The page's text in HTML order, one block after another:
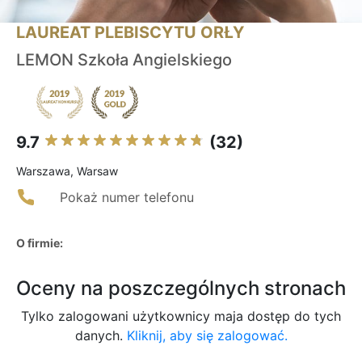
LAUREAT PLEBISCYTU ORŁY
LEMON Szkoła Angielskiego
9.7 (32)
Warszawa, Warsaw
Pokaż numer telefonu
O firmie:
Oceny na poszczególnych stronach
Tylko zalogowani użytkownicy maja dostęp do tych
danych. Kliknij, aby się zalogować.